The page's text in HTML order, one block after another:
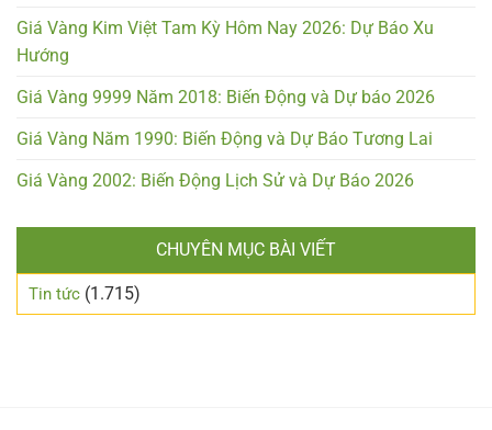
Giá Vàng Kim Việt Tam Kỳ Hôm Nay 2026: Dự Báo Xu
Hướng
Giá Vàng 9999 Năm 2018: Biến Động và Dự báo 2026
Giá Vàng Năm 1990: Biến Động và Dự Báo Tương Lai
Giá Vàng 2002: Biến Động Lịch Sử và Dự Báo 2026
CHUYÊN MỤC BÀI VIẾT
Tin tức (1.715)